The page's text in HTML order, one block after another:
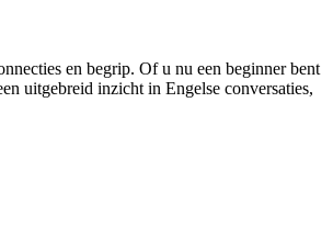
en begrip. Of u nu een beginner bent
uitgebreid inzicht in Engelse conversaties,